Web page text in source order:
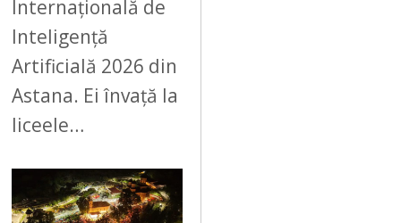
Internațională de
Inteligență
Artificială 2026 din
Astana. Ei învață la
liceele…